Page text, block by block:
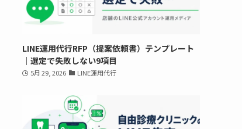
LINE運用代行RFP（提案依頼書）テンプレート
｜選定で失敗しない9項目
5月 29, 2026 LINE運用代行